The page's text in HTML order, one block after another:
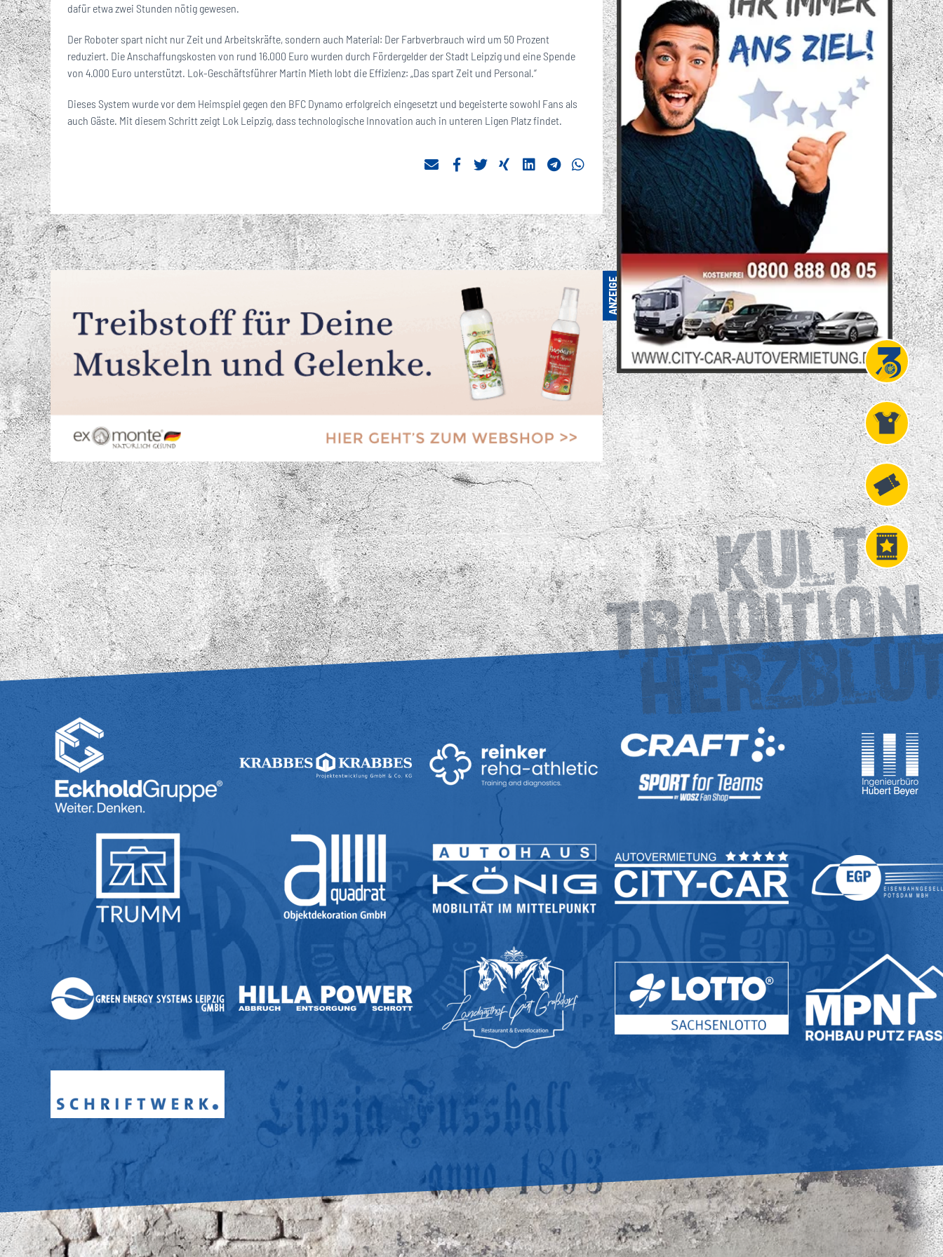
dafür etwa zwei Stunden nötig gewesen.
Der Roboter spart nicht nur Zeit und Arbeitskräfte, sondern auch Material: Der Farbverbrauch wird um 50 Prozent
reduziert. Die Anschaffungskosten von rund 16.000 Euro wurden durch Fördergelder der Stadt Leipzig und eine Spende
von 4.000 Euro unterstützt. Lok-Geschäftsführer Martin Mieth lobt die Effizienz: „Das spart Zeit und Personal.“
Dieses System wurde vor dem Heimspiel gegen den BFC Dynamo erfolgreich eingesetzt und begeisterte sowohl Fans als
auch Gäste. Mit diesem Schritt zeigt Lok Leipzig, dass technologische Innovation auch in unteren Ligen Platz findet.
Projekt
Liga 3
Fanshop
Fahrkarten
VIP
Tickets